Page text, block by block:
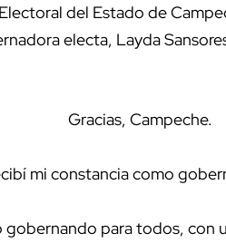
del Estado de
electa, Layda
Gracias, Campeche.
mi constancia como
gobernando para todos, con